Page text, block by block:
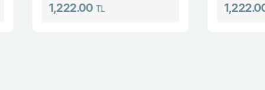
1,222.00TL 1,222.00TL